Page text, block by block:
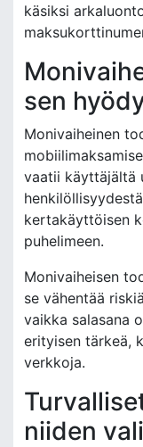
käsiksi
sen
Monivaiheinen
vaatii käyttäjältä
kertakäyttöisen
puhelimeen.
Monivaiheisen
se vähentää
vaikka salasana
erityisen tärkeä,
verkkoja.
niiden